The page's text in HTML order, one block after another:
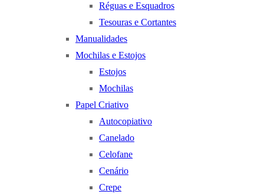
Réguas e Esquadros
Tesouras e Cortantes
Manualidades
Mochilas e Estojos
Estojos
Mochilas
Papel Criativo
Autocopiativo
Canelado
Celofane
Cenário
Crepe